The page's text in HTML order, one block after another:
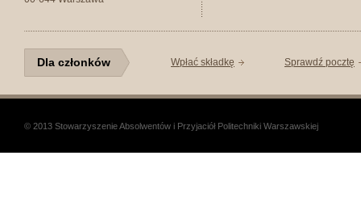
Dla członków Wpłać składkę Sprawdź pocztę
© 2013 Stowarzyszenie Absolwentów i Przyjaciół Politechniki Warszawskiej